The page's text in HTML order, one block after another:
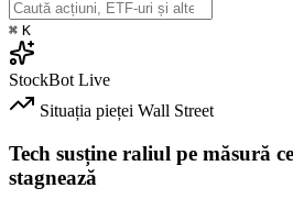
⌘ K
StockBot Live
Situația pieței Wall Street
Tech susține raliul pe măsură
stagnează